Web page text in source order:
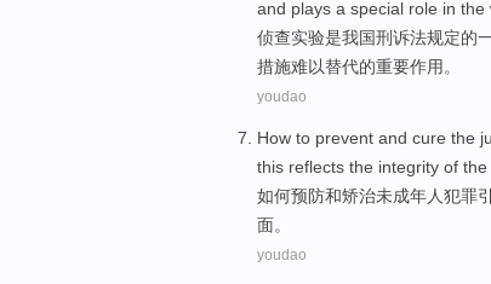
and plays a special role in the
侦查实验是我国刑诉法规定的
措施难以替代的重要作用 。
youdao
How to prevent and cure the
this reflects the integrity of the
如何预防和矫治未成年人犯罪
面。
youdao